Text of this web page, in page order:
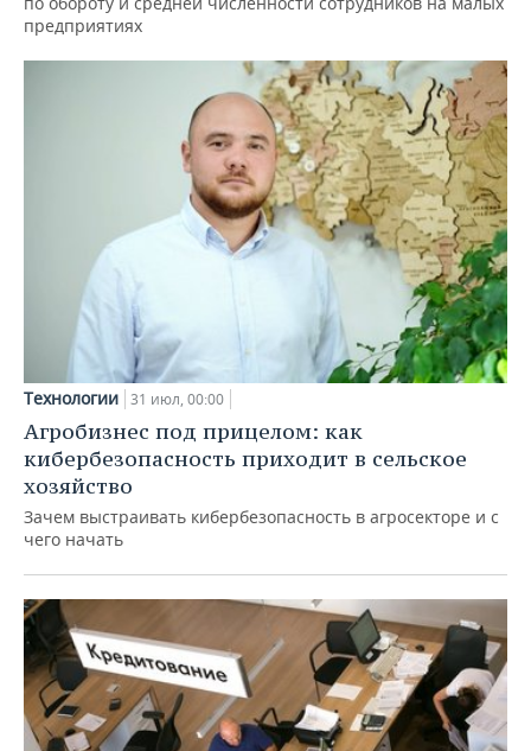
предприятиях
Технологии 31 июл, 00:00
Агробизнес под прицелом: как
кибербезопасность приходит в сельское
хозяйство
Зачем выстраивать кибербезопасность в агросекторе и с
чего начать